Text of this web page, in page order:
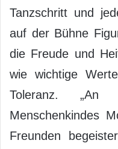
Tanzschritt und
auf der Bühne
die Freude und
wie wichtige
Toleranz. „An
Menschenkindes
Freunden